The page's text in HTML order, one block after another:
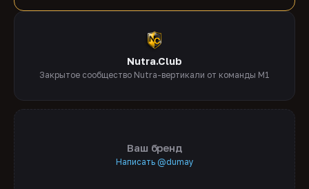
Nutra.Club
Закрытое сообщество Nutra-вертикали от команды M1
Ваш бренд
Написать @dumay